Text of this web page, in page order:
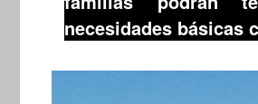
necesidades básicas